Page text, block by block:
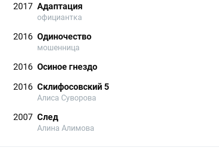
2017 Адаптация
официантка
2016 Одиночество
мошенница
2016 Осиное гнездо
2016 Склифосовский 5
Алиса Суворова
2007 След
Алина Алимова